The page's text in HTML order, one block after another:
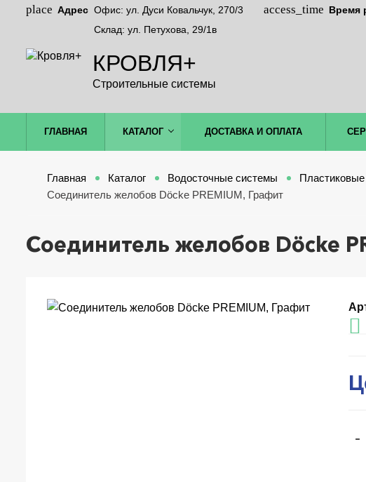
Адрес Офис: ул. Дуси Ковальчук, 270/3
Склад: ул. Петухова, 29/1в
Время
КРОВЛЯ+
Строительные системы
ГЛАВНАЯ КАТАЛОГ ДОСТАВКА И ОПЛАТА
Главная Каталог Водосточные системы Пластиковые
Соединитель желобов Döcke PREMIUM, Графит
Соединитель желобов Döcke
-